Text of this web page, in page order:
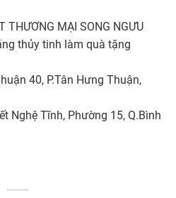
THƯƠNG MẠI SONG NGƯU
thủy tinh làm quà tặng
40, P.Tân Hưng Thuận,
Nghệ Tĩnh, Phường 15, Q.Bình